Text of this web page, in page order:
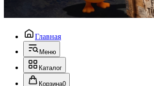
Главная
Меню
Каталог
Корзина0